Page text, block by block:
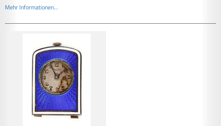
Mehr Informationen...